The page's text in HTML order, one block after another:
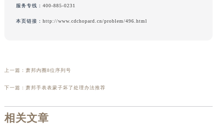
服务专线： 400-885-0231
本页链接： http://www.cdchopard.cn/problem/496.html
上一篇： 萧邦内圈8位序列号
下一篇： 萧邦手表表蒙子坏了处理办法推荐
相关文章